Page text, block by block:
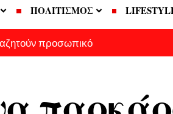
ΠΟΛΙΤΙΣΜΟΣ
προσωπικό